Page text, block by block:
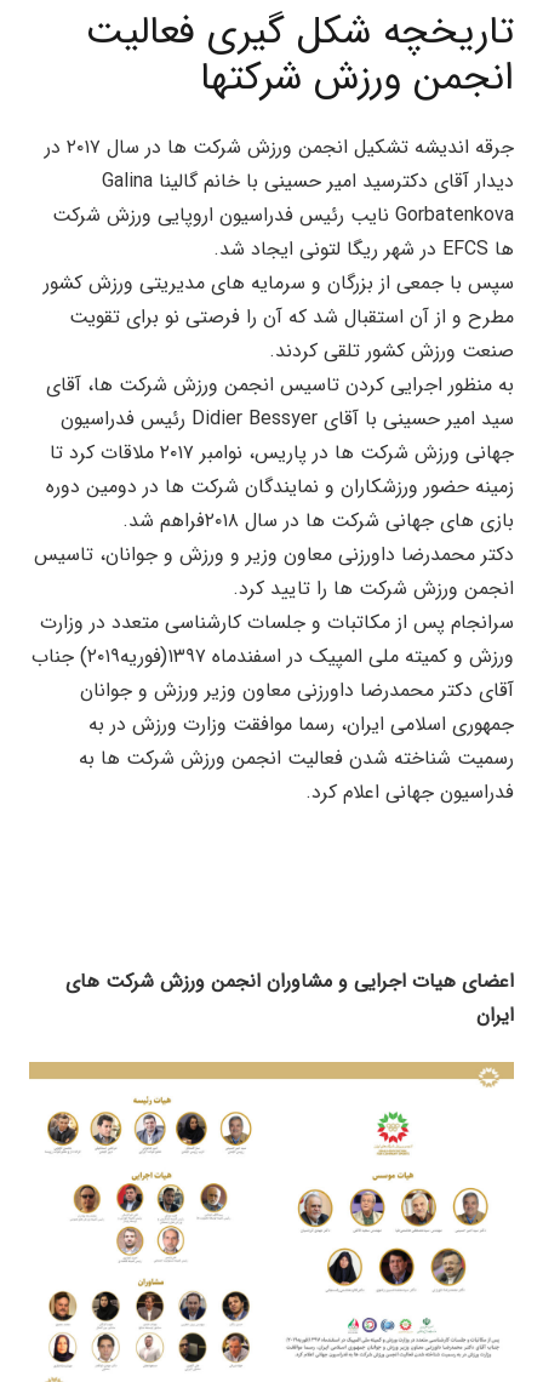
تاریخچه شکل گیری فعالیت
انجمن ورزش شرکتها
جرقه اندیشه تشکیل انجمن ورزش شرکت ها در سال ۲۰۱۷ در
دیدار آقای دکترسید امیر حسینی با خانم گالینا Galina
Gorbatenkova نایب رئیس فدراسیون اروپایی ورزش شرکت
ها EFCS در‌ شهر ریگا لتونی ایجاد ‌شد.
سپس با جمعی از بزرگان و سرمایه های مدیریتی ورزش کشور
مطرح و از آن استقبال شد که آن را فرصتی نو برای تقویت
صنعت ورزش کشور تلقی کردند.
به منظور اجرایی کردن تاسیس انجمن ورزش شرکت ها، آقای
سید امیر حسینی با آقای Didier Bessyer رئیس فدراسیون
جهانی ورزش شرکت ها در پاریس، نوامبر ۲۰۱۷ ملاقات کرد تا
زمینه حضور ورزشکاران و نمایندگان شرکت ها در دومین دوره
بازی های جهانی شرکت ها در سال ۲۰۱۸فراهم شد.
دکتر محمدرضا داورزنی معاون وزیر و ورزش و جوانان، تاسیس
انجمن ورزش شرکت ها را تایید کرد.
سرانجام پس از مکاتبات و جلسات کار‌شناسی متعدد در وزارت
ورزش و کمیته ملی المپیک در اسفندماه ۱۳۹۷(فوریه۲۰۱۹) جناب
آقای دکتر محمدرضا داورزنی معاون وزیر ورزش و جوانان
جمهوری اسلامی ایران، رسما موافقت وزارت ورزش در به
رسمیت شناخته شدن فعالیت انجمن ورزش شرکت ها به
فدراسیون جهانی اعلام کرد.
اعضای هیات اجرایی و مشاوران انجمن ورزش شرکت های
ایران